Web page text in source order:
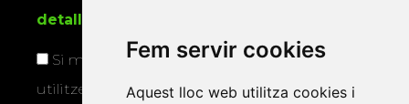
Fem servir cookies
Aquest lloc web utilitza cookies i
detallada sobre protecció de dades
Si marqueu aquesta casella, consentiu que
utilitzem les vostres dades per a enviar-vos